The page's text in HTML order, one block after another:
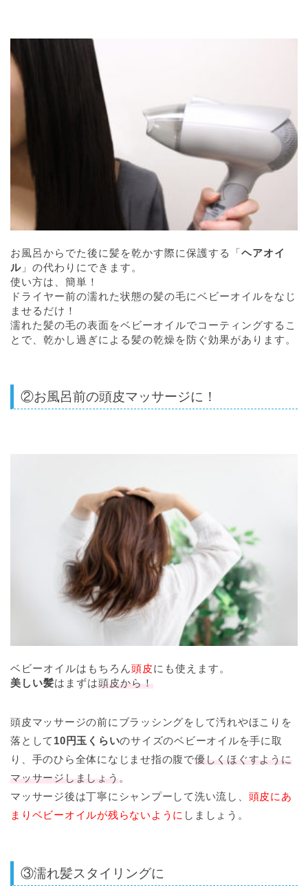
お風呂からでた後に髪を乾かす際に保護する「ヘアオイ
ル 」の代わりにできます。
使い方は、簡単！
ドライヤー前の濡れた状態の髪の毛にベビーオイルをなじ
ませるだけ！
濡れた髪の毛の表面をベビーオイルでコーティングするこ
とで、乾かし過ぎによる髪の乾燥を防ぐ効果があります。
②お風呂前の頭皮マッサージに！
ベビーオイルはもちろん頭皮にも使えます。
美しい髪はまずは頭皮から！
頭皮マッサージの前にブラッシングをして汚れやほこりを
落として 10円玉くらいのサイズのベビーオイルを手に取
り、手のひら全体になじませ指の腹で優しくほぐすように
マッサージしましょう 。
マッサージ後は丁寧にシャンプーして洗い流し、 頭皮にあ
まりベビーオイルが残らないように しましょう。
③濡れ髪スタイリングに